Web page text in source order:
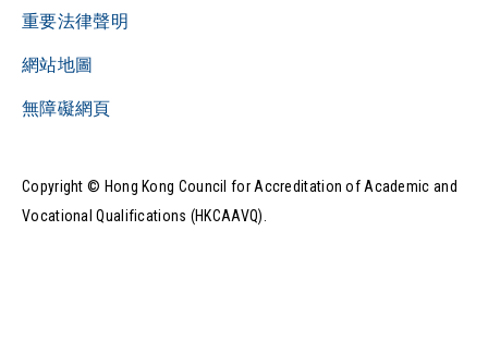
重要法律聲明
網站地圖
無障礙網頁
Copyright © Hong Kong Council for Accreditation of Academic and
Vocational Qualifications (HKCAAVQ).